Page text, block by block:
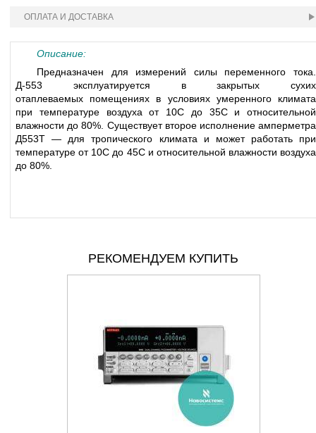
ОПЛАТА И ДОСТАВКА
Описание:
Предназначен для измерений силы переменного тока.
Д-553 эксплуатируется в закрытых сухих
отаплеваемых помещениях в условиях умеренного климата
при температуре воздуха от 10С до 35С и относительной
влажности до 80%. Существует второе исполнение амперметра
Д553Т — для тропического климата и может работать при
температуре от 10С до 45С и относительной влажности воздуха
до 80%.
РЕКОМЕНДУЕМ КУПИТЬ